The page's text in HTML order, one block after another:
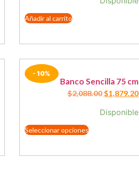
Añadir al carrito
- 10%
Banco Sencilla 75 cm
$2,088.00 $1,879.20
Disponible
Seleccionar opciones